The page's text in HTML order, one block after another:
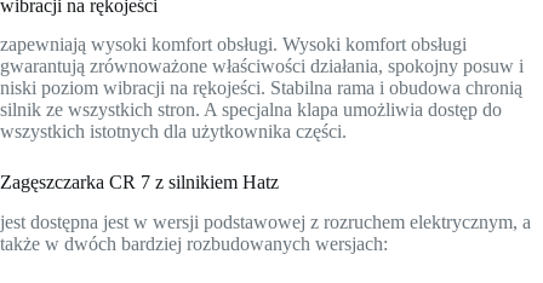
wibracji na rękojeści
zapewniają wysoki komfort obsługi. Wysoki komfort obsługi
gwarantują zrównoważone właściwości działania, spokojny posuw i
niski poziom wibracji na rękojeści. Stabilna rama i obudowa chronią
silnik ze wszystkich stron. A specjalna klapa umożliwia dostęp do
wszystkich istotnych dla użytkownika części.
Zagęszczarka CR 7 z silnikiem Hatz
jest dostępna jest w wersji podstawowej z rozruchem elektrycznym, a
także w dwóch bardziej rozbudowanych wersjach: